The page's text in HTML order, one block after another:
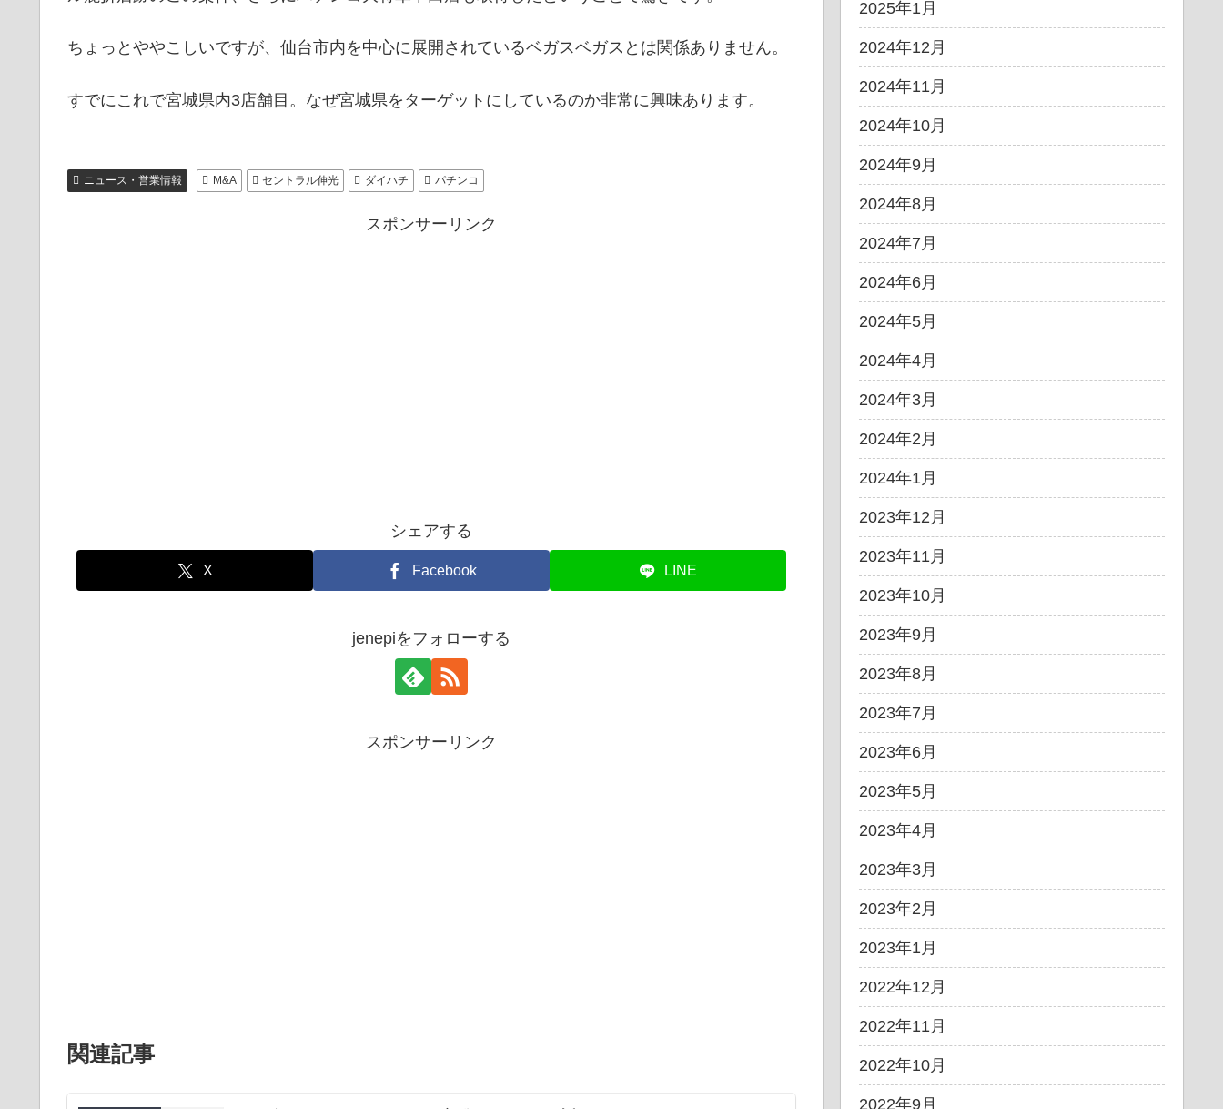
ちょっとややこしいですが、仙台市内を中心に展開されているベガスベガスとは関係ありません。
すでにこれで宮城県内3店舗目。なぜ宮城県をターゲットにしているのか非常に興味あります。
ニュース・営業情報 M&A セントラル伸光 ダイハチ パチンコ
スポンサーリンク
シェアする
X Facebook LINE
jenepiをフォローする
スポンサーリンク
関連記事
2025年1月
2024年12月
2024年11月
2024年10月
2024年9月
2024年8月
2024年7月
2024年6月
2024年5月
2024年4月
2024年3月
2024年2月
2024年1月
2023年12月
2023年11月
2023年10月
2023年9月
2023年8月
2023年7月
2023年6月
2023年5月
2023年4月
2023年3月
2023年2月
2023年1月
2022年12月
2022年11月
2022年10月
2022年9月